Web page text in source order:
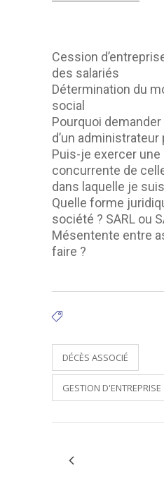
Cession
des salariés
Détermination du
social
Pourquoi
d’un administrateur
Puis-je exercer
concurrente de
dans laquelle je
Quelle forme
société ? SARL ou
Mésentente entre
faire ?
DÉCÈS ASSOCIÉ
GESTION D'ENTREPRISE